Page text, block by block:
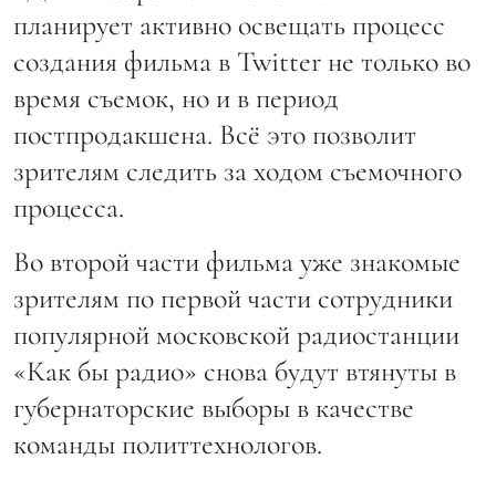
планирует активно освещать процесс
создания фильма в Twitter не только во
время съемок, но и в период
постпродакшена. Всё это позволит
зрителям следить за ходом съемочного
процесса.
Во второй части фильма уже знакомые
зрителям по первой части сотрудники
популярной московской радиостанции
«Как бы радио» снова будут втянуты в
губернаторские выборы в качестве
команды политтехнологов.